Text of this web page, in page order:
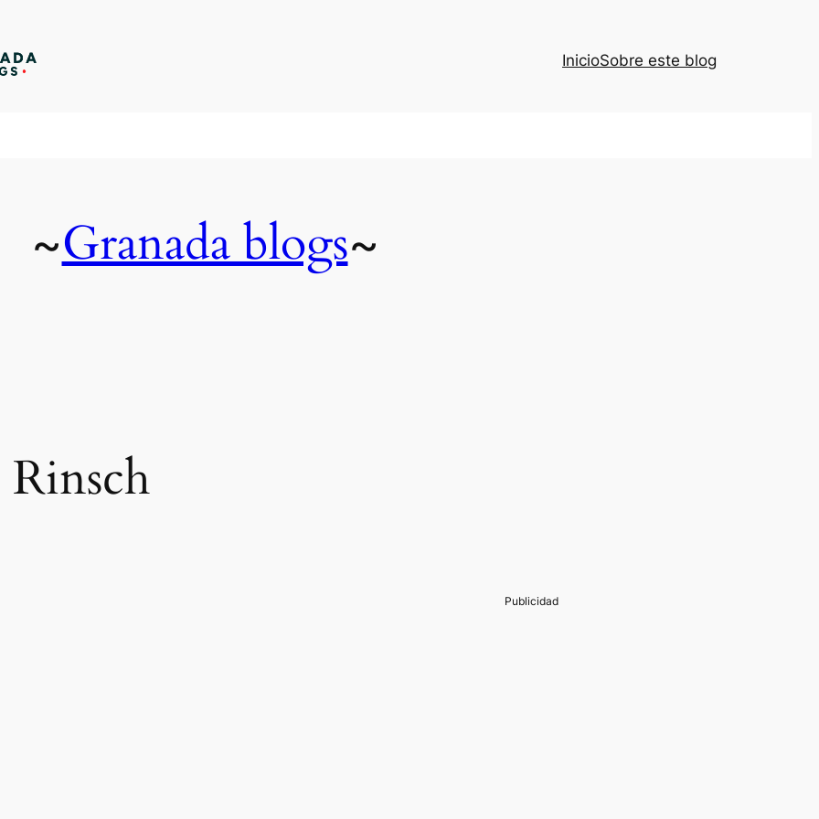
InicioSobre este blog
~Granada blogs~